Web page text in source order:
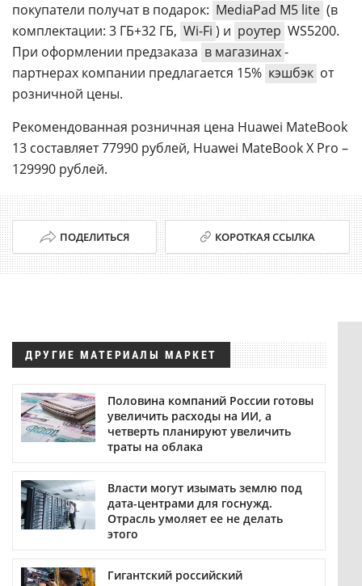
покупатели получат в подарок: MediaPad M5 lite (в
комплектации: 3 ГБ+32 ГБ, Wi-Fi ) и роутер WS5200.
При оформлении предзаказа в магазинах-
партнерах компании предлагается 15% кэшбэк от
розничной цены.
Рекомендованная розничная цена Huawei MateBook
13 составляет 77990 рублей, Huawei MateBook X Pro –
129990 рублей.
ПОДЕЛИТЬСЯ КОРОТКАЯ ССЫЛКА
ДРУГИЕ МАТЕРИАЛЫ МАРКЕТ
Половина компаний России готовы
увеличить расходы на ИИ, а
четверть планируют увеличить
траты на облака
Власти могут изымать землю под
дата-центрами для госнужд.
Отрасль умоляет ее не делать
этого
Гигантский российский